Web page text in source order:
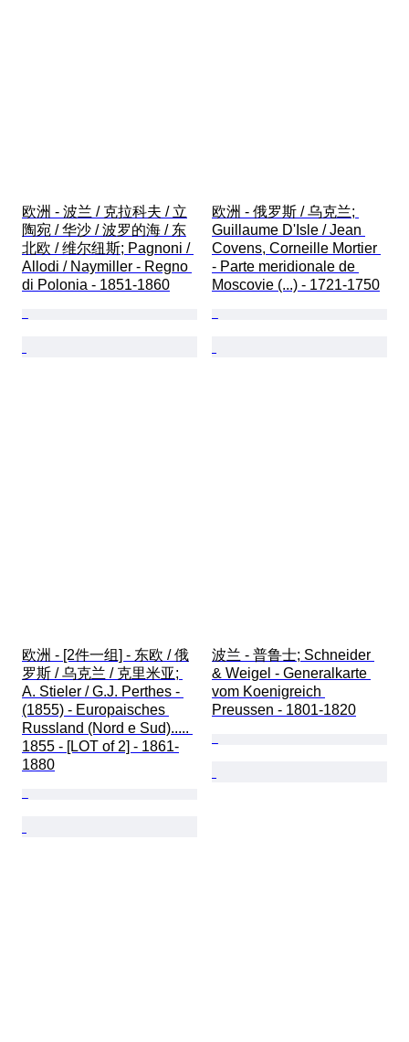
欧洲 - 波兰 / 克拉科夫 / 立
陶宛 / 华沙 / 波罗的海 / 东
北欧 / 维尔纽斯; Pagnoni /
Allodi / Naymiller - Regno
di Polonia - 1851-1860
欧洲 - 俄罗斯 / 乌克兰;
Guillaume D'Isle / Jean
Covens, Corneille Mortier
- Parte meridionale de
Moscovie (...) - 1721-1750
欧洲 - [2件一组] - 东欧 / 俄
罗斯 / 乌克兰 / 克里米亚;
A. Stieler / G.J. Perthes -
(1855) - Europaisches
Russland (Nord e Sud).....
1855 - [LOT of 2] - 1861-
1880
波兰 - 普鲁士; Schneider
& Weigel - Generalkarte
vom Koenigreich
Preussen - 1801-1820